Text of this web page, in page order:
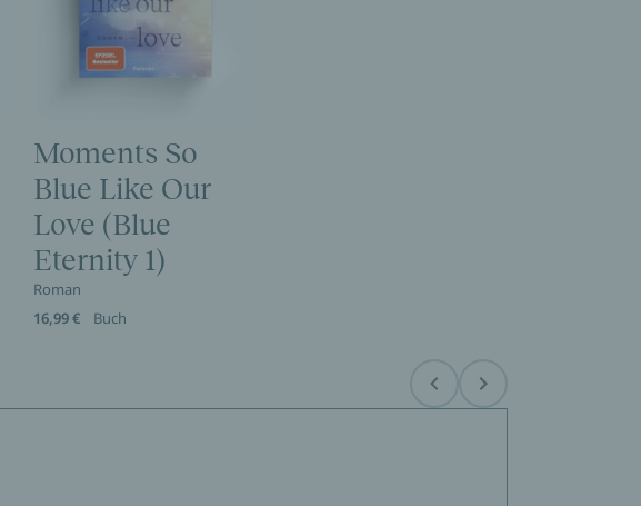
Moments So
Blue Like Our
Love (Blue
Eternity 1)
Roman
16,99 €
Buch
Before Next